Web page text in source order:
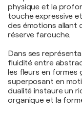
physique et la
touche expressive
des émotions allant
réserve farouche.
Dans ses
fluidité entre
les fleurs en formes
superposant en
dualité instaure un
organique et la